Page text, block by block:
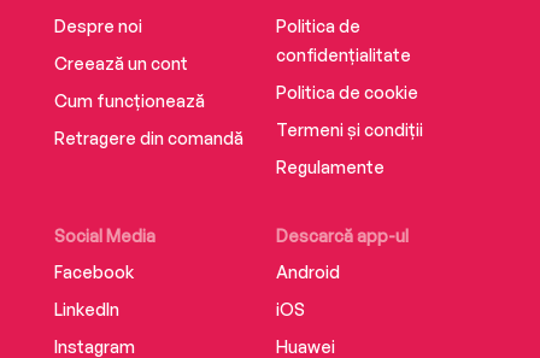
Despre noi
Creează un cont
Cum funcționează
Retragere din comandă
Social Media
Facebook
LinkedIn
Instagram
Descarcă app-ul
Android
iOS
Huawei
Politica de
confidențialitate
Politica de cookie
Termeni și condiții
Regulamente